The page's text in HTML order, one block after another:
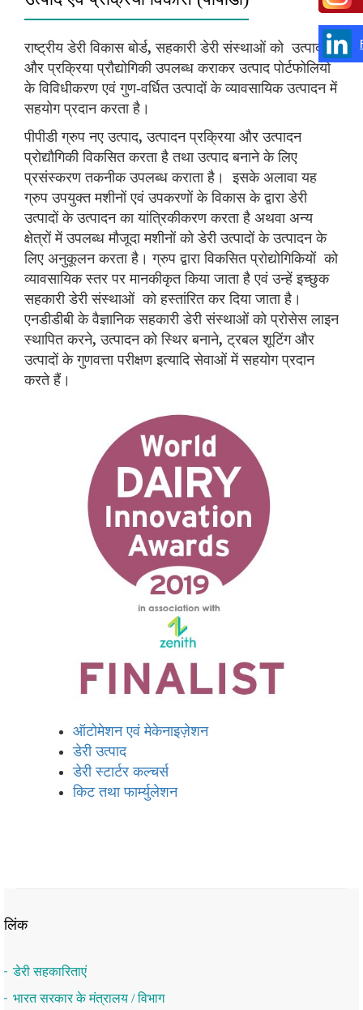
राष्ट्रीय डेरी विकास बोर्ड, सहकारी डेरी संस्थाओं को उत्पाद
और प्रक्रिया प्रौद्योगिकी उपलब्ध कराकर उत्पाद पोर्टफोलियो
के विविधीकरण एवं गुण-वर्धित उत्पादों के व्यावसायिक उत्पादन में
सहयोग प्रदान करता है।
पीपीडी ग्रुप नए उत्पाद, उत्पादन प्रक्रिया और उत्पादन
प्रोद्यौगिकी विकसित करता है तथा उत्पाद बनाने के लिए
प्रसंस्करण तकनीक उपलब्ध कराता है। इसके अलावा यह
ग्रुप उपयुक्त मशीनों एवं उपकरणों के विकास के द्वारा डेरी
उत्पादों के उत्पादन का यांत्रिकीकरण करता है अथवा अन्य
क्षेत्रों में उपलब्ध मौजूदा मशीनों को डेरी उत्पादों के उत्पादन के
लिए अनुकूलन करता है। ग्रुप द्वारा विकसित प्रोद्योगिकियों को
व्यावसायिक स्तर पर मानकीकृत किया जाता है एवं उन्हें इच्छुक
सहकारी डेरी संस्थाओं को हस्तांरित कर दिया जाता है।
एनडीडीबी के वैज्ञानिक सहकारी डेरी संस्थाओं को प्रोसेस लाइन
स्थापित करने,उत्पादन को स्थिर बनाने,ट्रबल शूटिंग और
उत्पादों के गुणवत्ता परीक्षण इत्यादि सेवाओं में सहयोग प्रदान
करते हैं।
ऑटोमेशन एवं मेकेनाइज़ेशन
डेरी उत्‍पाद
डेरी स्‍टार्टर कल्चर्स
किट तथा फार्म्युलेशन
लिंक
डेरी सहकारिताएं
भारत सरकार के मंत्रालय / विभाग